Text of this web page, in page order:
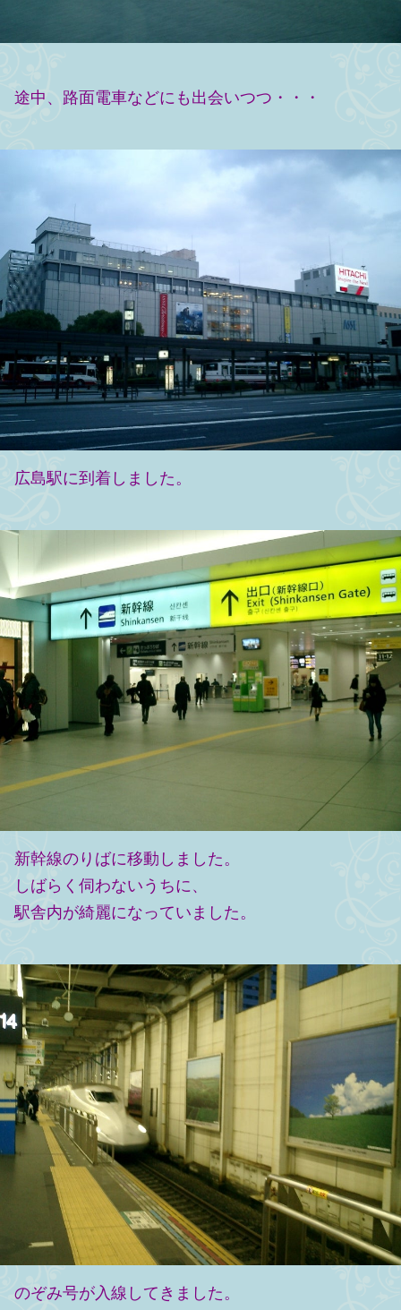
途中、路面電車などにも出会いつつ・・・
広島駅に到着しました。
新幹線のりばに移動しました。
しばらく伺わないうちに、
駅舎内が綺麗になっていました。
のぞみ号が入線してきました。